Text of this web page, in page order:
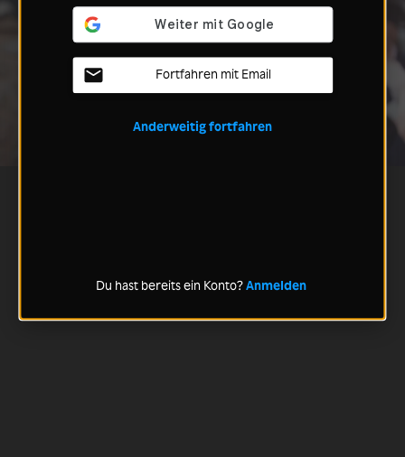
Fortfahren mit Email
Anderweitig fortfahren
Du hast bereits ein Konto?Anmelden